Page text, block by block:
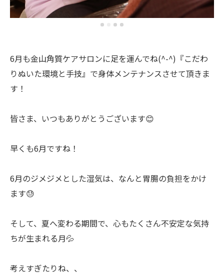
6月も金山角質ケアサロンに足を運んでね(^-^)『こだわ
りぬいた環境と手技』で身体メンテナンスさせて頂きま
す！
皆さま、いつもありがとうございます😊
早くも6月ですね！
6月のジメジメとした湿気は、なんと胃腸の負担をかけ
ます😓
そして、夏へ変わる期間で、心もたくさん不安定な気持
ちが生まれる月💦
考えすぎたりね、、